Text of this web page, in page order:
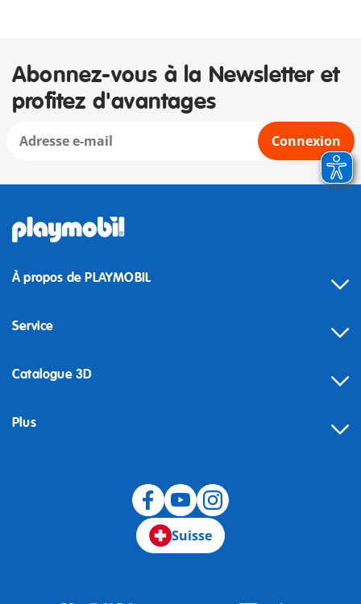
Abonnez-vous à la Newsletter et
profitez d'avantages
Connexion
À propos de PLAYMOBIL
Service
Catalogue 3D
Plus
Suisse